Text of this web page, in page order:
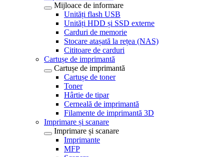
Mijloace de informare
Unități flash USB
Unități HDD și SSD externe
Carduri de memorie
Stocare atașată la rețea (NAS)
Cititoare de carduri
Cartușe de imprimantă
Cartușe de imprimantă
Cartușe de toner
Toner
Hârtie de tipar
Cerneală de imprimantă
Filamente de imprimantă 3D
Imprimare și scanare
Imprimare și scanare
Imprimante
MFP